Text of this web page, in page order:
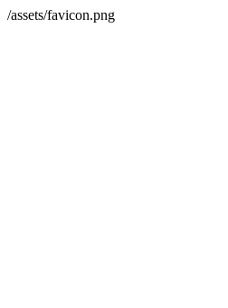
/assets/favicon.png